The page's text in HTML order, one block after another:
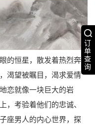
订
单
查
询
的恒星，散发着热烈奔
渴望被瞩目，渴求爱情
恋就像一块巨大的岩
，考验着他们的忠诚、
座男人的内心世界，探